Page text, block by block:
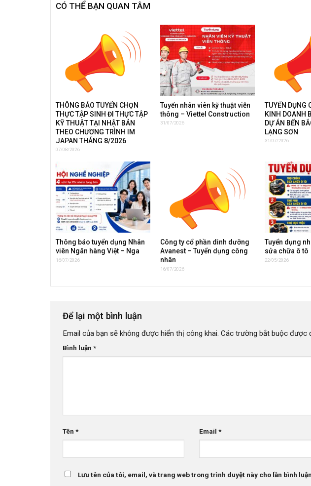
CÓ THỂ BẠN QUAN TÂM
THÔNG BÁO TUYỂN CHỌN
THỰC TẬP SINH ĐI THỰC TẬP
KỸ THUẬT TẠI NHẬT BẢN
THEO CHƯƠNG TRÌNH IM
JAPAN THÁNG 8/2026
07/08/2026
Tuyển nhân viên kỹ thuật viễn
thông – Viettel Construction
31/07/2026
TUYỂN DỤNG
KINH DOANH
DỰ ÁN BẾN
LẠNG SƠN
31/07/2026
Thông báo tuyển dụng Nhân
viên Ngân hàng Việt – Nga
16/07/2026
Công ty cổ phần dinh dưỡng
Avanest – Tuyển dụng công
nhân
16/07/2026
Tuyển dụng
sửa chữa ô tô
22/05/2026
Để lại một bình luận
Email của bạn sẽ không được hiển thị công khai. Các trường bắt buộc được
Bình luận *
Tên * Email *
Lưu tên của tôi, email, và trang web trong trình duyệt này cho lần bình